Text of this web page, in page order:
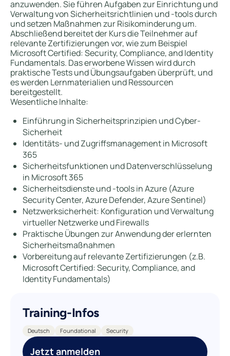
anzuwenden. Sie führen Aufgaben zur Einrichtung und
Verwaltung von Sicherheitsrichtlinien und -tools durch
und setzen Maßnahmen zur Risikominderung um.
Abschließend bereitet der Kurs die Teilnehmer auf
relevante Zertifizierungen vor, wie zum Beispiel
Microsoft Certified: Security, Compliance, and Identity
Fundamentals. Das erworbene Wissen wird durch
praktische Tests und Übungsaufgaben überprüft, und
es werden Lernmaterialien und Ressourcen
bereitgestellt.
Wesentliche Inhalte:
Einführung in Sicherheitsprinzipien und Cyber-
Sicherheit
Identitäts- und Zugriffsmanagement in Microsoft
365
Sicherheitsfunktionen und Datenverschlüsselung
in Microsoft 365
Sicherheitsdienste und -tools in Azure (Azure
Security Center, Azure Defender, Azure Sentinel)
Netzwerksicherheit: Konfiguration und Verwaltung
virtueller Netzwerke und Firewalls
Praktische Übungen zur Anwendung der erlernten
Sicherheitsmaßnahmen
Vorbereitung auf relevante Zertifizierungen (z.B.
Microsoft Certified: Security, Compliance, and
Identity Fundamentals)
Training-Infos
Deutsch Foundational Security
Jetzt anmelden